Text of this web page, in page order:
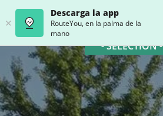
Descarga la app
RouteYou, en la palma de la
mano
- SELECTION -